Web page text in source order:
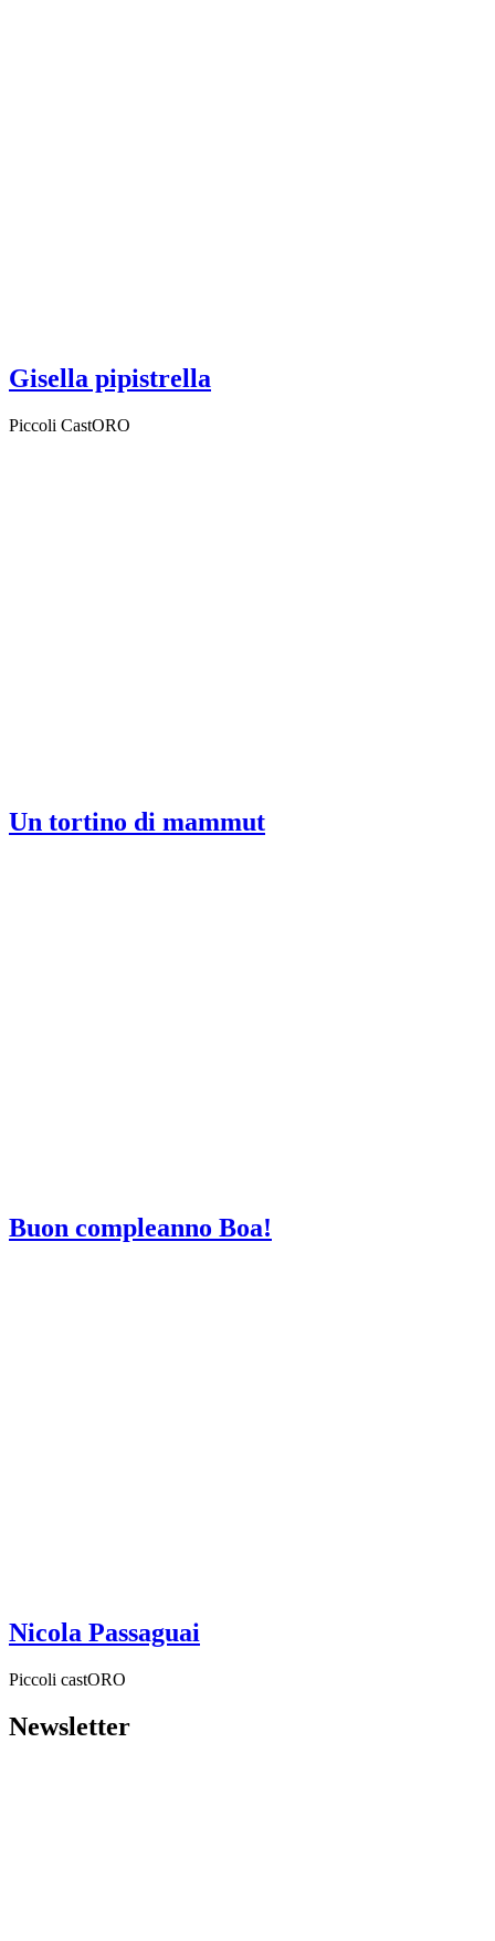
Gisella pipistrella
Piccoli CastORO
Un tortino di mammut
Buon compleanno Boa!
Nicola Passaguai
Piccoli castORO
Newsletter